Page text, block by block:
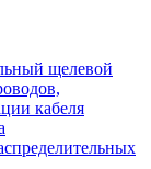
щелевой
кабеля